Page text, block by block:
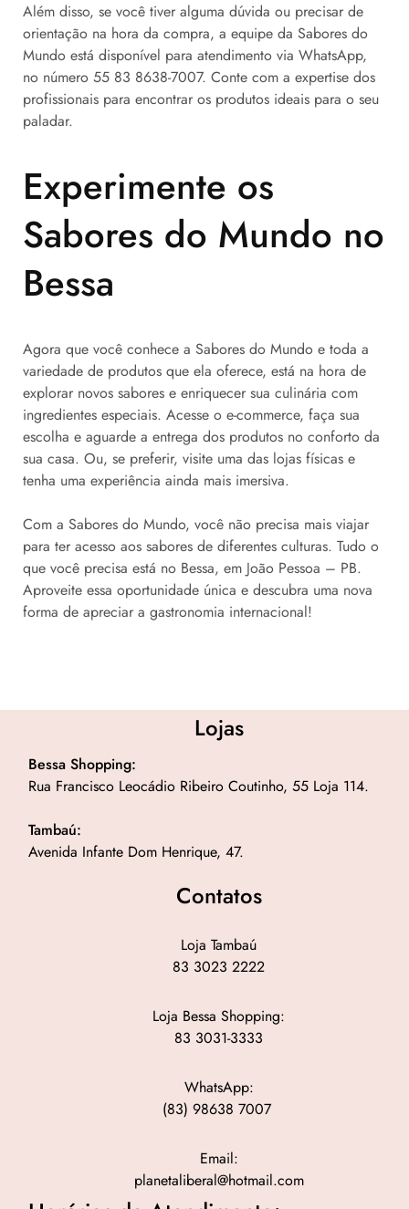
Além disso, se você tiver alguma dúvida ou precisar de
orientação na hora da compra, a equipe da Sabores do
Mundo está disponível para atendimento via WhatsApp,
no número 55 83 8638-7007. Conte com a expertise dos
profissionais para encontrar os produtos ideais para o seu
paladar.
Experimente os
Sabores do Mundo no
Bessa
Agora que você conhece a Sabores do Mundo e toda a
variedade de produtos que ela oferece, está na hora de
explorar novos sabores e enriquecer sua culinária com
ingredientes especiais. Acesse o e-commerce, faça sua
escolha e aguarde a entrega dos produtos no conforto da
sua casa. Ou, se preferir, visite uma das lojas físicas e
tenha uma experiência ainda mais imersiva.
Com a Sabores do Mundo, você não precisa mais viajar
para ter acesso aos sabores de diferentes culturas. Tudo o
que você precisa está no Bessa, em João Pessoa – PB.
Aproveite essa oportunidade única e descubra uma nova
forma de apreciar a gastronomia internacional!
Lojas
Bessa Shopping:
Rua Francisco Leocádio Ribeiro Coutinho, 55 Loja 114.
Tambaú:
Avenida Infante Dom Henrique, 47.
Contatos
Loja Tambaú
83 3023 2222
Loja Bessa Shopping:
83 3031-3333
WhatsApp:
(83) 98638 7007
Email:
planetaliberal@hotmail.com